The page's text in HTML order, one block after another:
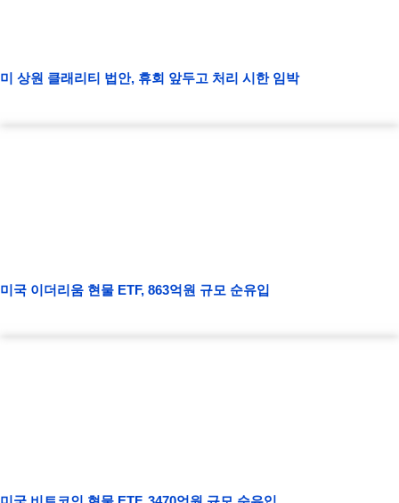
미 상원 클래리티 법안, 휴회 앞두고 처리 시한 임박
미국 이더리움 현물 ETF, 863억원 규모 순유입